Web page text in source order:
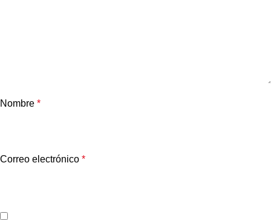
Nombre *
Correo electrónico *